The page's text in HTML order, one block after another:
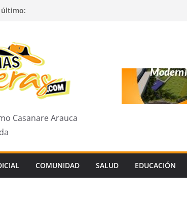
último:
Casanare Arauca
COMUNIDAD SALUD EDUCACIÓN